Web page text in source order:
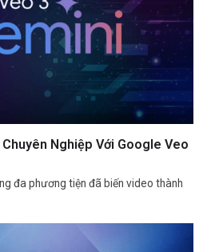
Nghiệp Với Google Veo
đa phương tiện đã biến video thành